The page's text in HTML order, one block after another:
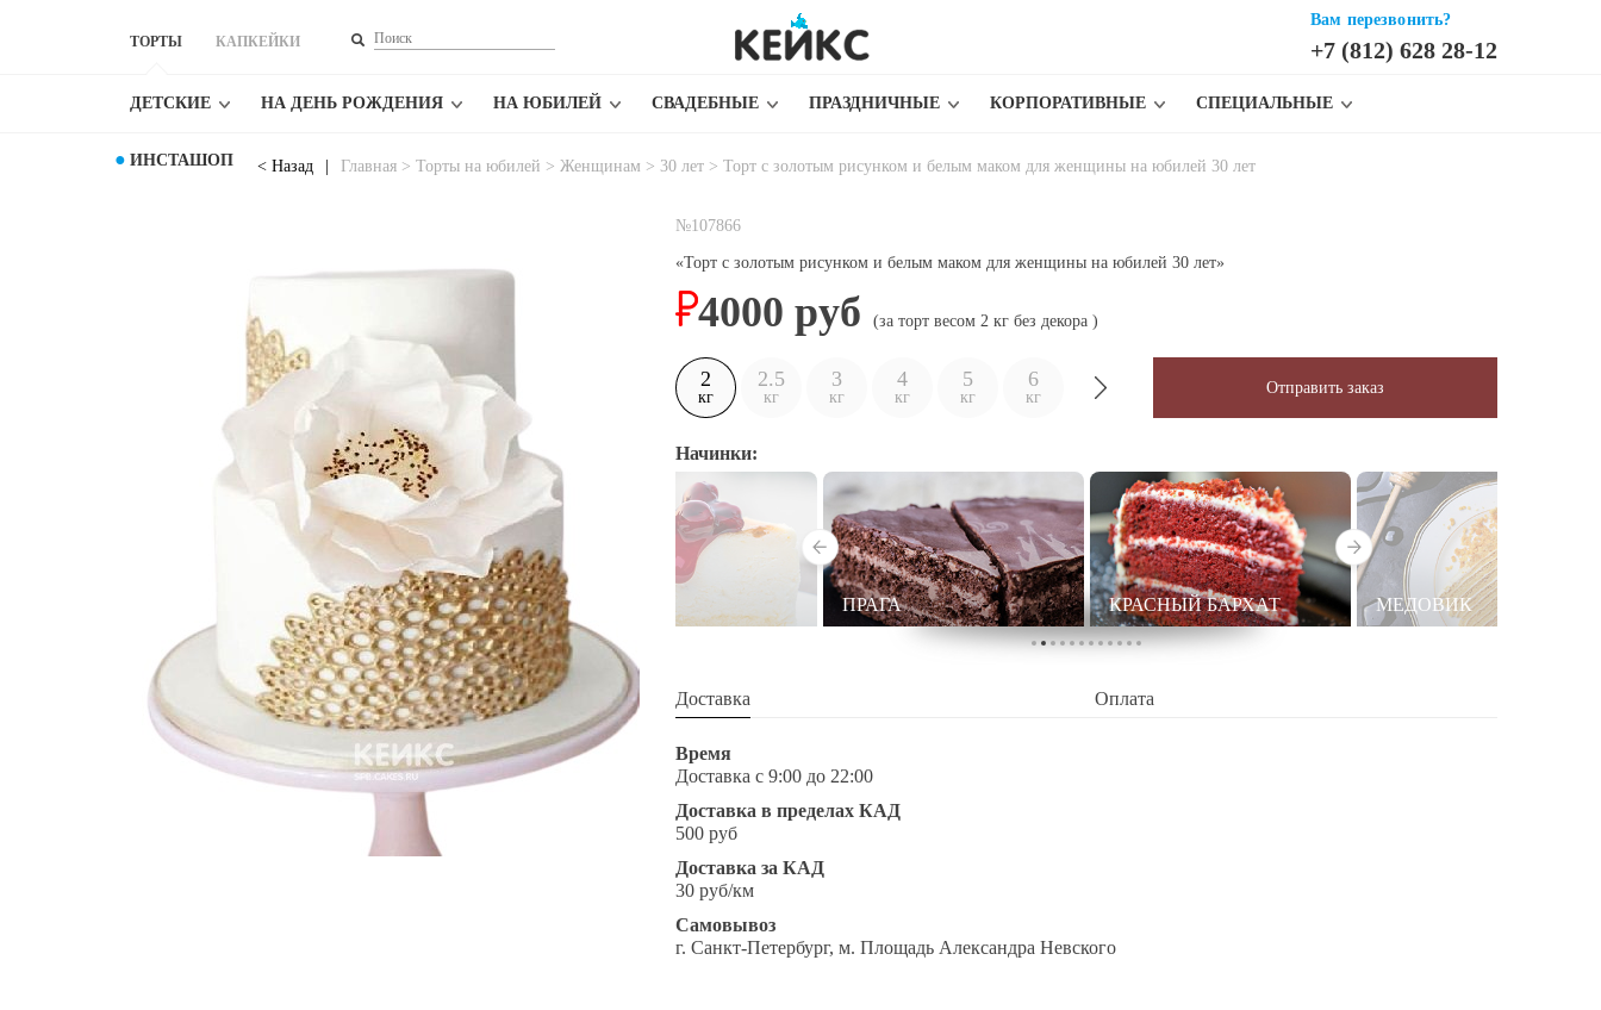
Вам перезвонить?
+7 (812) 628 28-12
ТОРТЫ КАПКЕЙКИ
ДЕТСКИЕ НА ДЕНЬ РОЖДЕНИЯ НА ЮБИЛЕЙ СВАДЕБНЫЕ ПРАЗДНИЧНЫЕ КОРПОРАТИВНЫЕ СПЕЦИАЛЬНЫЕ
● ИНСТАШОП < Назад Главная > Торты на юбилей > Женщинам > 30 лет > Торт с золотым рисунком и белым маком для женщины на юбилей 30 лет
№107866
«Торт с золотым рисунком и белым маком для женщины на юбилей 30 лет»
4000 руб (за торт весом 2 кг без декора )
2
кг
2.5
кг
3
кг
4
кг
5
кг
6
кг
Отправить заказ
Начинки:
ПРАГА КРАСНЫЙ БАРХАТ МЕДОВИК
Доставка Оплата
Время
Доставка с 9:00 до 22:00
Доставка в пределах КАД
500 руб
Доставка за КАД
30 руб/км
Самовывоз
г. Санкт-Петербург, м. Площадь Александра Невского